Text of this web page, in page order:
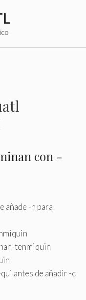
con -
añade -n para
tenmiquin
antes de añadir -c